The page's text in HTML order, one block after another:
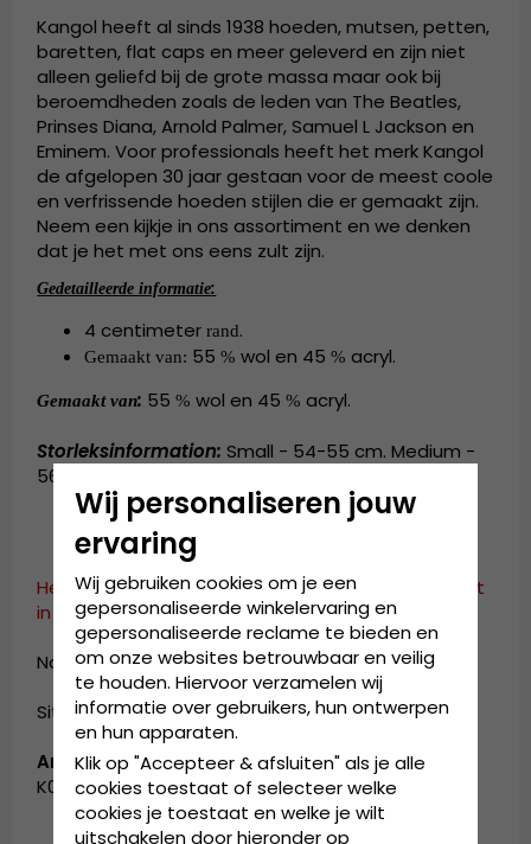
Kangol heeft al sinds 1938 hoeden, mutsen, petten,
baretten, flat caps en meer geleverd en zijn niet
alleen geliefd bij de grote massa maar ook bij
beroemdheden zoals de leden van The Beatles,
Prinses Diana, Arnold Palmer, Samuel L Jackson en
Eminem. Voor professionals heeft het merk Kangol
de afgelopen 30 jaar gestaan voor de meest coole
en verfrissende hoeden stijlen die er gemaakt zijn.
Neem een kijkje in ons assortiment en we denken
dat je het met ons eens zult zijn.
Gedetailleerde informatie:
4 centimeterrand.
Gemaakt van: 55% wol en 45% acryl.
Gemaakt van: 55% wol en 45% acryl.
Storleksinformation:Small - 54-55 cm. Medium -
56-57 cm. Large - 58-59 cm. X-Large - 60-61 cm.
Helaas hebben we dit product op dit moment niet
in ons assortiment.
Naar de startpagina. »
Sitemap »
Artikelnummer:
K0875FA.DG301-4
Wij personaliseren jouw
ervaring
Wij gebruiken cookies om je een
gepersonaliseerde winkelervaring en
gepersonaliseerde reclame te bieden en
om onze websites betrouwbaar en veilig
te houden. Hiervoor verzamelen wij
informatie over gebruikers, hun ontwerpen
en hun apparaten.
Klik op "Accepteer & afsluiten" als je alle
cookies toestaat of selecteer welke
cookies je toestaat en welke je wilt
uitschakelen door hieronder op